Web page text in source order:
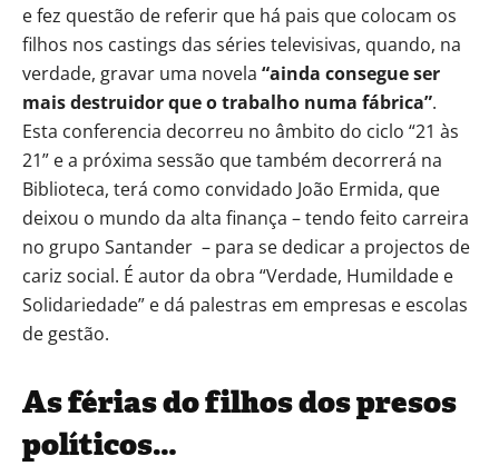
e fez questão de referir que há pais que colocam os
filhos nos castings das séries televisivas, quando, na
verdade, gravar uma novela “ainda consegue ser
mais destruidor que o trabalho numa fábrica”.
Esta conferencia decorreu no âmbito do ciclo “21 às
21” e a próxima sessão que também decorrerá na
Biblioteca, terá como convidado João Ermida, que
deixou o mundo da alta finança – tendo feito carreira
no grupo Santander – para se dedicar a projectos de
cariz social. É autor da obra “Verdade, Humildade e
Solidariedade” e dá palestras em empresas e escolas
de gestão.
As férias do filhos dos presos
políticos…